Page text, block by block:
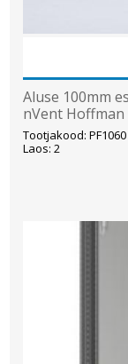
Aluse 100mm
nVent Hoffman
Tootjakood: PF1060
Laos: 2